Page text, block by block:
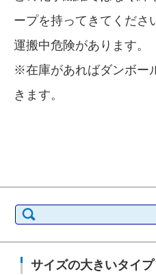
ープを持ってきてくださ
運搬中危険があります。
※在庫があればダンボー
きます。
検索:
サイズの大きいタイプ